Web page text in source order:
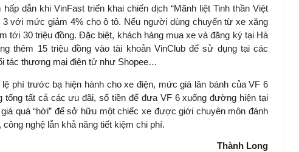
dẫn khi VinFast triển khai chiến dịch “Mãnh liệt Tinh thần Việt
với mức giảm 4% cho ô tô. Nếu người dùng chuyển từ xe xăng
tới 30 triệu đồng. Đặc biệt, khách hàng mua xe và đăng ký tại Hà
thêm 15 triệu đồng vào tài khoản VinClub để sử dụng tại các
tác thương mại điện tử như Shopee…
phí trước bạ hiện hành cho xe điện, mức giá lăn bánh của VF 6
tất cả các ưu đãi, số tiền để đưa VF 6 xuống đường hiện tại
quá “hời” để sở hữu một chiếc xe được giới chuyên môn đánh
nghệ lẫn khả năng tiết kiệm chi phí.
Thành Long